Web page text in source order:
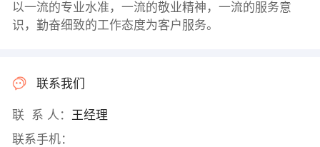
以一流的专业水准，一流的敬业精神，一流的服务意
识，勤奋细致的工作态度为客户服务。
联系我们
联 系 人： 王经理
联系手机：